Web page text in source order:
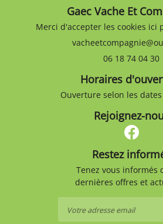
Gaec Vache Et
Merci d'accepter les cookies ici
06 18 74 04 30
Horaires
Ouverture selon les
Rejoignez-
Restez
Tenez vous informés
dernières offres et